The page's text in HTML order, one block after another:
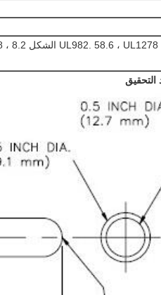
58.6 ، UL1278 الشكل 8.2 ، UL398 تين.